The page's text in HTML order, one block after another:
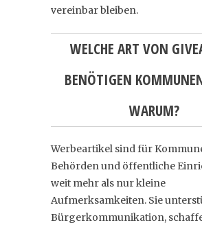
vereinbar bleiben.
WELCHE ART VON
BENÖTIGEN
WARUM?
Werbeartikel sind für
Behörden und öffentliche
weit mehr als nur kleine
Aufmerksamkeiten. Sie
Bürgerkommunikation,